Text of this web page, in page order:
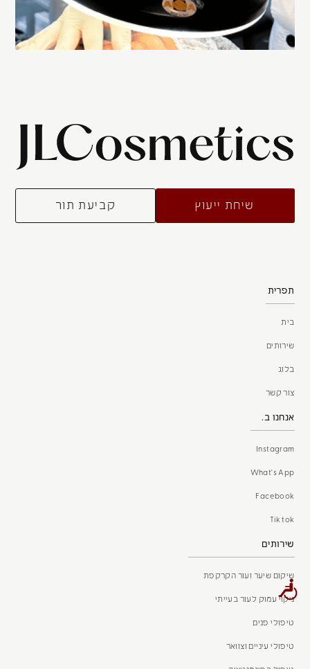
קביעת תור שיחת ייעוץ
שירותים
שיקום שיער ועור הקרקפת
ניקוי עמוק לעור בעייתי
טיפולי פנים
טיפולי עיניים וצוואר
אנחנו ב.
Instagram
What's App
Facebook
Tik tok
תפרית
בית
שירותים
בלוג
צור קשר